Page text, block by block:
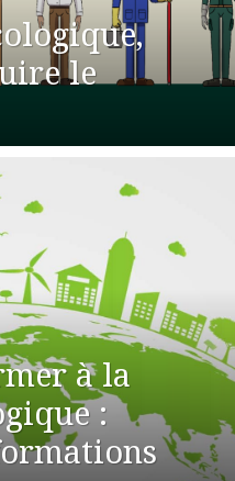
le
à la
: